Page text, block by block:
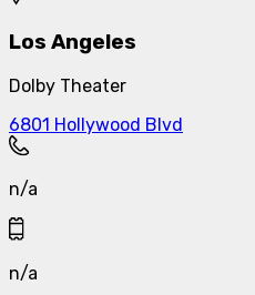
Los Angeles
Dolby Theater
6801 Hollywood Blvd
n/a
n/a